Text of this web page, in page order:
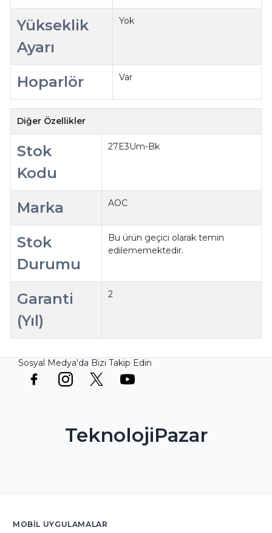
Yükseklik
Ayarı
Yok
Hoparlör Var
Diğer Özellikler
Stok
Kodu
27E3Um-Bk
Marka AOC
Stok
Durumu
Bu ürün geçici olarak temin
edilememektedir.
Garanti
(Yıl)
2
Sosyal Medya'da Bizi Takip Edin
TeknolojiPazar
MOBIL UYGULAMALAR